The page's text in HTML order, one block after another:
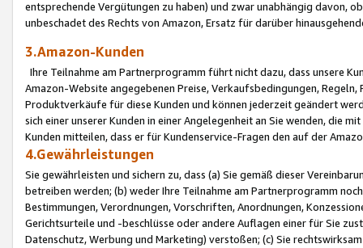
entsprechende Vergütungen zu haben) und zwar unabhängig davon,
unbeschadet des Rechts von Amazon, Ersatz für darüber
3.Amazon-Kunden
Ihre Teilnahme am Partnerprogramm führt nicht dazu, dass unsere
Amazon-Website angegebenen Preise, Verkaufsbedingungen,
Produktverkäufe für diese Kunden und können jederzeit geändert
sich einer unserer Kunden in einer Angelegenheit an Sie wenden, die
Kunden mitteilen, dass er für Kundenservice-Fragen den auf der
4.Gewährleistungen
Sie gewährleisten und sichern zu, dass (a) Sie gemäß dieser
betreiben werden; (b) weder Ihre Teilnahme am Partnerprogramm
Bestimmungen, Verordnungen, Vorschriften, Anordnungen,
Gerichtsurteile und -beschlüsse oder andere Auflagen einer für Sie
Datenschutz, Werbung und Marketing) verstoßen; (c) Sie